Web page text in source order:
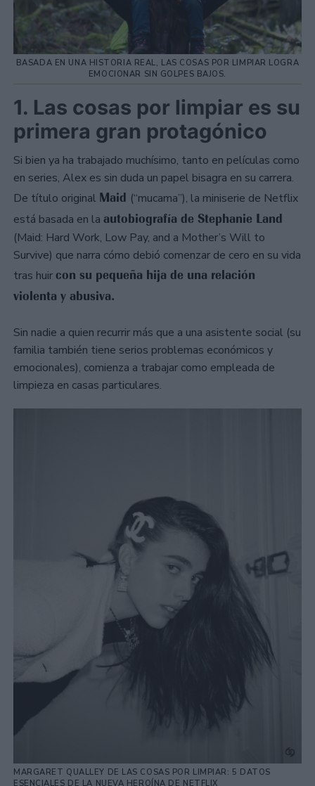
BASADA EN UNA HISTORIA REAL, LAS COSAS POR LIMPIAR LOGRA
EMOCIONAR SIN GOLPES BAJOS.
1. Las cosas por limpiar es su
primera gran protagónico
Si bien ya ha trabajado muchísimo, tanto en películas como
en series, Alex es sin duda un papel bisagra en su carrera.
De título original Maid (“mucama”), la miniserie de Netflix
está basada en la autobiografía de Stephanie Land
(Maid: Hard Work, Low Pay, and a Mother’s Will to
Survive) que narra cómo debió comenzar de cero en su vida
tras huircon su pequeña hija de una relación
violenta y abusiva.
Sin nadie a quien recurrir más que a una asistente social (su
familia también tiene serios problemas económicos y
emocionales), comienza a trabajar como empleada de
limpieza en casas particulares.
MARGARET QUALLEY DE LAS COSAS POR LIMPIAR: 5 DATOS
ESENCIALES DE LA NUEVA HEROÍNA DE NETFLIX